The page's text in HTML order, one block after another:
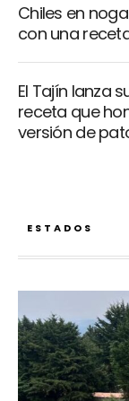
Chiles en
con una receta
El Tajín lanza
receta que
versión de
ESTADOS